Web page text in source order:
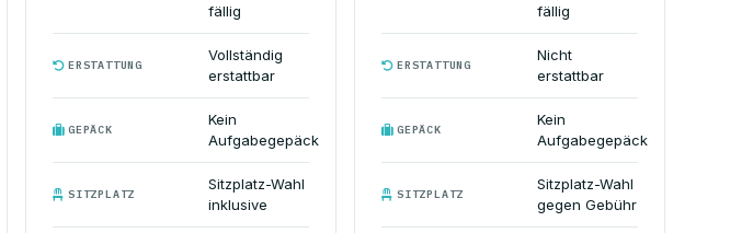
fällig
ERSTATTUNG
Vollständig
erstattbar
GEPÄCK
Kein
Aufgabegepäck
SITZPLATZ
Sitzplatz-Wahl
inklusive
fällig
ERSTATTUNG
Nicht
erstattbar
GEPÄCK
Kein
Aufgabegepäck
SITZPLATZ
Sitzplatz-Wahl
gegen Gebühr